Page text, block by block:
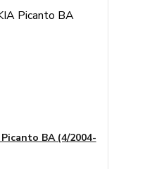
BA (4/2004-